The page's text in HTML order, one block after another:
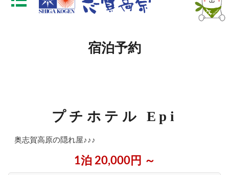
宿泊予約
プチホテル Epi
奥志賀高原の隠れ屋♪♪♪
1泊 20,000円 ～